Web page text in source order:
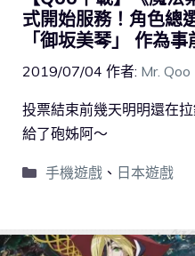
式開始服務！角色總
「御坂美琴」 作為
2019/07/04 作者: Mr. Qoo
投票結束前幾天明明還在
給了砲姊阿～
手機遊戲、 日本遊戲